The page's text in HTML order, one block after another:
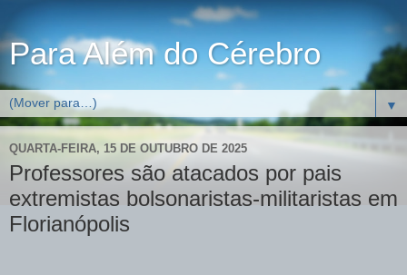
Para Além do Cérebro
▼
QUARTA-FEIRA, 15 DE OUTUBRO DE 2025
Professores são atacados por pais
extremistas bolsonaristas-militaristas em
Florianópolis